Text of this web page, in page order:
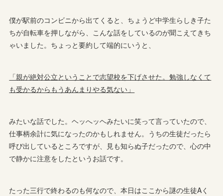
僕が駅前のコンビニから出てくると、ちょうど中学生らしき子た
ちが自転車を押しながら、こんな話をしているのが聞こえてきち
ゃいました。ちょっと要約して端的にいうと、
「親が絶対公立ということで志望校を下げさせた。勉強しなくて
も受かるからもうあんまりやる気ない」
みたいな話でした。ヘッへッヘみたいに笑って言っていたので、
仕事柄余計に気になったのかもしれません。うちの生徒だったら
呼び出しているところですが、見も知らぬ子だったので、心の中
で静かに注意をしたというお話です。
たった三行で終わるのも何なので、本日はここから謎の生徒Aく